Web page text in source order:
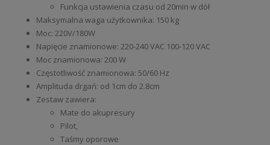
Funkcja ustawienia czasu od 20min w dół
Maksymalna waga użytkownika: 150 kg
Moc: 220V/180W
Napięcie znamionowe: 220-240 VAC 100-120 VAC
Moc znamionowa: 200 W
Częstotliwość znamionowa: 50/60 Hz
Amplituda drgań: od 1cm do 2.8cm
Zestaw zawiera:
Mate do akupresury
Pilot,
Taśmy oporowe